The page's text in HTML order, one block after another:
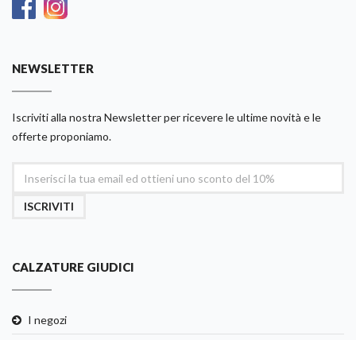
NEWSLETTER
Iscriviti alla nostra Newsletter per ricevere le ultime novità e le
offerte proponiamo.
ISCRIVITI
CALZATURE GIUDICI
I negozi